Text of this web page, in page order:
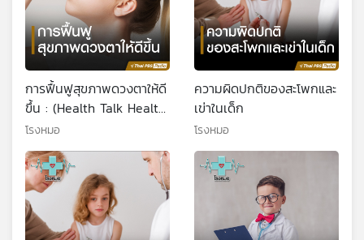
การฟื้นฟูสุขภาพดวงตาให้ดี
ขึ้น : (Health Talk Health
Tips)
โรงหมอ
ความผิดปกติของสะโพกและ
เข่าในเด็ก
โรงหมอ